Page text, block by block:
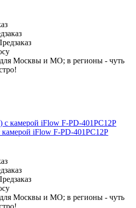
Москвы и МО; в регионы - чуть
iFlow F-PD-401PC12P
Москвы и МО; в регионы - чуть